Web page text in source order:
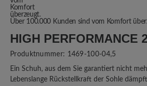
Über 100.000 Kunden sind vom Komfort
HIGH PERFORMANCE
Produktnummer: 1469-100-04,5
Ein Schuh, aus dem Sie garantiert nicht
Lebenslange Rückstellkraft der Sohle